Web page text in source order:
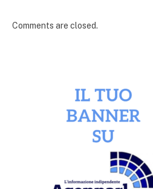
Comments are closed.